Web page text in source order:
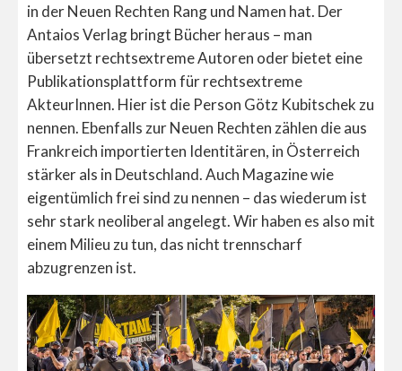
in der Neuen Rechten Rang und Namen hat. Der
Antaios Verlag bringt Bücher heraus – man
übersetzt rechtsextreme Autoren oder bietet eine
Publikationsplattform für rechtsextreme
AkteurInnen. Hier ist die Person Götz Kubitschek zu
nennen. Ebenfalls zur Neuen Rechten zählen die aus
Frankreich importierten Identitären, in Österreich
stärker als in Deutschland. Auch Magazine wie
eigentümlich frei sind zu nennen – das wiederum ist
sehr stark neoliberal angelegt. Wir haben es also mit
einem Milieu zu tun, das nicht trennscharf
abzugrenzen ist.